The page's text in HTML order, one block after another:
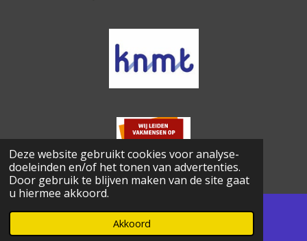
Deze website gebruikt cookies voor analyse-
doeleinden en/of het tonen van advertenties.
Door gebruik te blijven maken van de site gaat
u hiermee akkoord.
Akkoord